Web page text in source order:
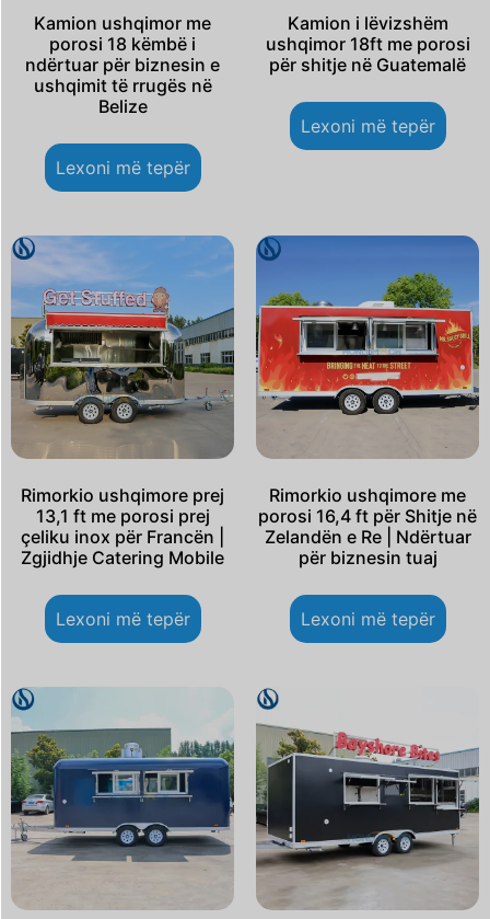
Kamion ushqimor me
porosi 18 këmbë i
ndërtuar për biznesin e
ushqimit të rrugës në
Belize
Lexoni më tepër
Kamion i lëvizshëm
ushqimor 18ft me porosi
për shitje në Guatemalë
Lexoni më tepër
Rimorkio ushqimore prej
13,1 ft me porosi prej
çeliku inox për Francën |
Zgjidhje Catering Mobile
Lexoni më tepër
Rimorkio ushqimore me
porosi 16,4 ft për Shitje në
Zelandën e Re | Ndërtuar
për biznesin tuaj
Lexoni më tepër